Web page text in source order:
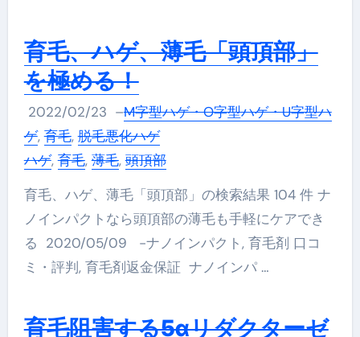
育毛、ハゲ、薄毛「頭頂部」
を極める！
2022/02/23 –M字型ハゲ・O字型ハゲ・U字型ハ
ゲ,育毛,脱毛悪化ハゲ
ハゲ,育毛,薄毛,頭頂部
育毛、ハゲ、薄毛「頭頂部」の検索結果 104 件 ナ
ノインパクトなら頭頂部の薄毛も手軽にケアでき
る 2020/05/09 -ナノインパクト, 育毛剤 口コ
ミ・評判, 育毛剤返金保証 ナノインパ …
育毛阻害する5αリダクターゼ